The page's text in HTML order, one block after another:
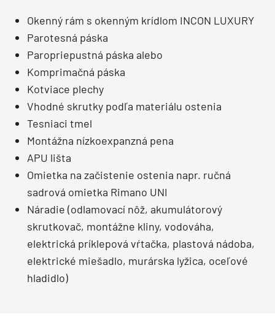
Okenný rám s okenným krídlom INCON LUXURY
Parotesná páska
Paropriepustná páska alebo
Komprimačná páska
Kotviace plechy
Vhodné skrutky podľa materiálu ostenia
Tesniaci tmel
Montážna nízkoexpanzná pena
APU lišta
Omietka na začistenie ostenia napr. ručná
sadrová omietka Rimano UNI
Náradie (odlamovací nôž, akumulátorový
skrutkovač, montážne kliny, vodováha,
elektrická príklepová vŕtačka, plastová nádoba,
elektrické miešadlo, murárska lyžica, oceľové
hladidlo)